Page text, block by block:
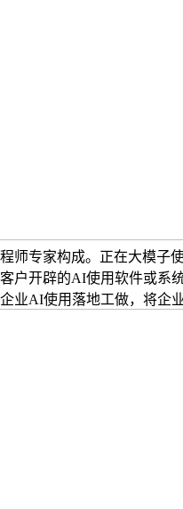
师专家构成。正在大模
户开辟的AI使用软件或
业AI使用落地工做，将